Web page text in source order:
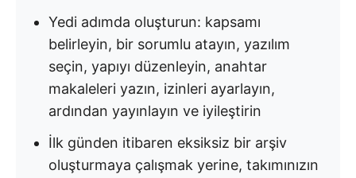
Yedi adımda oluşturun: kapsamı
belirleyin, bir sorumlu atayın, yazılım
seçin, yapıyı düzenleyin, anahtar
makaleleri yazın, izinleri ayarlayın,
ardından yayınlayın ve iyileştirin
İlk günden itibaren eksiksiz bir arşiv
oluşturmaya çalışmak yerine, takımınızın